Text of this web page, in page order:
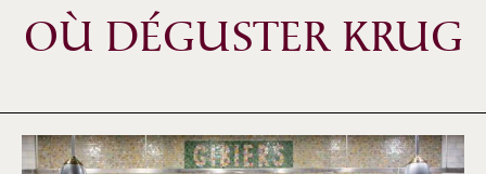
OÙ DÉGUSTER KRUG